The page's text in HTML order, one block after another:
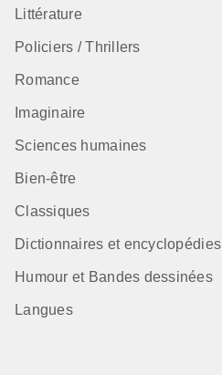
Littérature
Policiers / Thrillers
Romance
Imaginaire
Sciences humaines
Bien-être
Classiques
Dictionnaires et encyclopédies
Humour et Bandes dessinées
Langues